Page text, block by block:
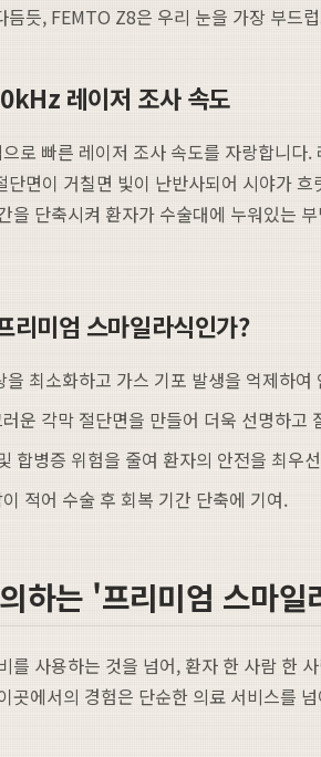
듯, FEMTO Z8은 우리 눈을 가장 부드
레이저 조사 속도
로 빠른 레이저 조사 속도를 자랑합니다
면이 거칠면 빛이 난반사되어 시야가
을 단축시켜 환자가 수술대에 누워있는
미엄 스마일라식인가?
을 최소화하고 가스 기포 발생을 억제하
운 각막 절단면을 만들어 더욱 선명하고
합병증 위험을 줄여 환자의 안전을 최우
적어 수술 후 회복 기간 단축에 기여.
하는 '프리미엄 스마일
를 사용하는 것을 넘어, 환자 한 사람 한
곳에서의 경험은 단순한 의료 서비스를